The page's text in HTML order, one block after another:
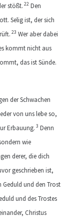
stößt. 22 Den
Selig ist, der sich
23 Wer aber dabei
kommt nicht aus
das ist Sünde.
der Schwachen
von uns lebe so,
Erbauung. 3 Denn
wie
derer, die dich
geschrieben ist,
Geduld und den Trost
und des Trostes
Christus